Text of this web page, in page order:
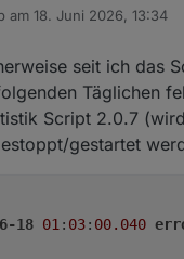
am 18. Juni 2026, 13:34
editiert von
seit ich das
Täglichen
Script 2.0.7
gestartet
18 01 : 03: 00.040